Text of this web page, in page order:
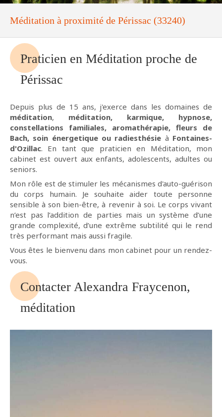
Méditation à proximité de Périssac (33240)
Praticien en Méditation proche de
Périssac
Depuis plus de 15 ans, j'exerce dans les domaines de
méditation, méditation, karmique, hypnose,
constellations familiales, aromathérapie, fleurs de
Bach, soin énergetique ou radiesthésie à Fontaines-
d'Ozillac. En tant que praticien en Méditation, mon
cabinet est ouvert aux enfants, adolescents, adultes ou
seniors.
Mon rôle est de stimuler les mécanismes d'auto-guérison
du corps humain. Je souhaite aider toute personne
sensible à son bien-être, à revenir à soi. Le corps vivant
n’est pas l’addition de parties mais un système d’une
grande complexité, d’une extrême subtilité qui le rend
très performant mais aussi fragile.
Vous êtes le bienvenu dans mon cabinet pour un rendez-
vous.
Contacter Alexandra Fraycenon,
méditation